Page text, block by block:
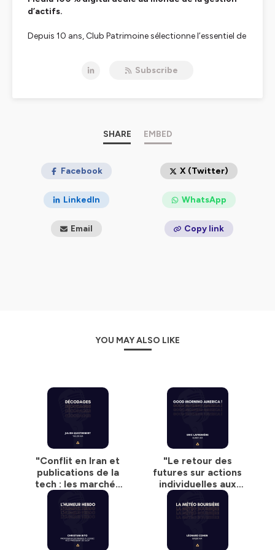
d’actifs.
Depuis 10 ans, Club Patrimoine sélectionne l’essentiel de
différents formats, en particulier nos podcasts.
confidentialitepour plus d'informations.
Subscribe
SHARE EMBED
Facebook X (Twitter)
LinkedIn WhatsApp
Email Copy link
YOU MAY ALSO LIKE
"Conflit en Iran et
publications de la
tech : les marchés
sous tension" Julien
Quistrebert, Tailor
AM
"Le retour des
futures sur actions
individuelles aux
États-Unis" Eric
Lafrenière, Sunny
AM